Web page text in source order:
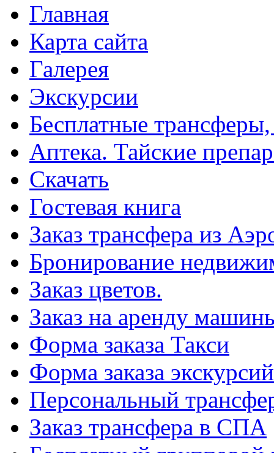
Главная
Карта сайта
Галерея
Экскурсии
Бесплатные
Аптека. Тайские
Скачать
Гостевая книга
Заказ трансфера из
Бронирование
Заказ цветов.
Заказ на аренду
Форма заказа Такси
Форма заказа экскурсий
Персональный
Заказ трансфера в СПА